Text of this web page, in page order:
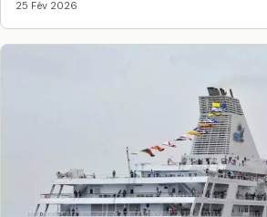
25 Fév 2026